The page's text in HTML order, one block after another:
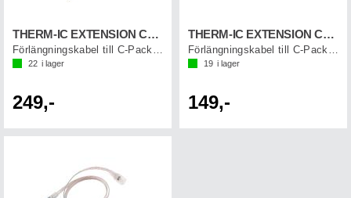
THERM-IC EXTENSION CORD 120 CM (1 par)
Förlängningskabel till C-Pack batterier
22 i lager
249,-
THERM-IC EXTENSION CORD 20 CM (1 par)
Förlängningskabel till C-Pack batterier
19 i lager
149,-